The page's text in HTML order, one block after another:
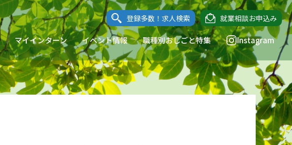
登録多数！求人検索 就業相談お申込み
マイインターン イベント情報 職種別おしごと特集 Instagram